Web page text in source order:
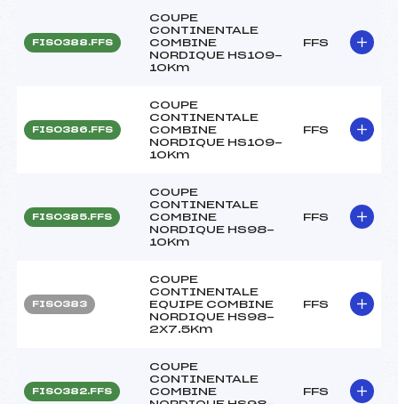
FIS0388.FFS
COUPE
CONTINENTALE
COMBINE
NORDIQUE HS109-
10Km
FFS
FIS0386.FFS
COUPE
CONTINENTALE
COMBINE
NORDIQUE HS109-
10Km
FFS
FIS0385.FFS
COUPE
CONTINENTALE
COMBINE
NORDIQUE HS98-
10Km
FFS
FIS0383
COUPE
CONTINENTALE
EQUIPE COMBINE
NORDIQUE HS98-
2X7.5Km
FFS
FIS0382.FFS
COUPE
CONTINENTALE
COMBINE
FFS